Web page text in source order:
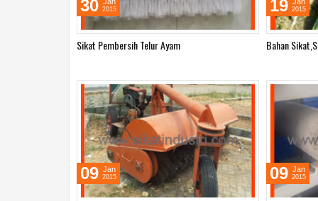
Sikat Pembersih Telur Ayam
30 2015
Bahan
19 2015
09 Jan
2015 09 Jan
2015